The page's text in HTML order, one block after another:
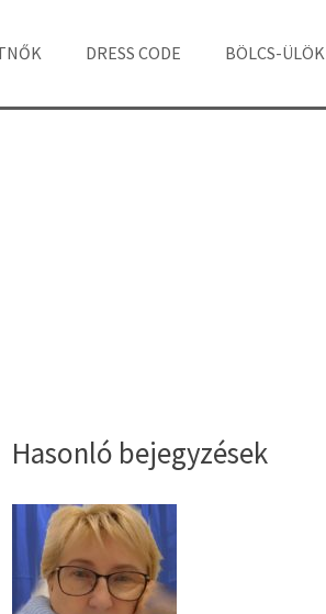
DRESS CODE BÖLCS-ÜLÖK
Hasonló bejegyzések